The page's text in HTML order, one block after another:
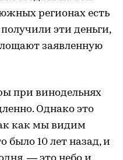
регионах есть
эти деньги,
заявленную
при винодельнях
Однако это
как мы видим
было 10 лет назад, и